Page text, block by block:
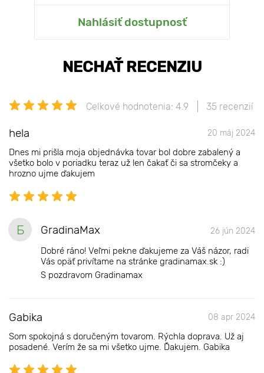
Nahlásiť dostupnosť
NECHAŤ RECENZIU
Celkové hodnotenia: 4.9 35 recenzií
hela 20 máj 2024
Dnes mi prišla moja objednávka tovar bol dobre zabalený a
všetko bolo v poriadku teraz už len čakať či sa stromčeky a
hrozno ujme ďakujem
Б GradinaMax 26 jún 2024
Dobré ráno! Veľmi pekne ďakujeme za Váš názor, radi
Vás opäť privítame na stránke gradinamax.sk :)
S pozdravom Gradinamax
Gabika 08 apr 2024
Som spokojná s doručeným tovarom. Rýchla doprava. Už aj
posadené. Verím že sa mi všetko ujme. Ďakujem. Gabika